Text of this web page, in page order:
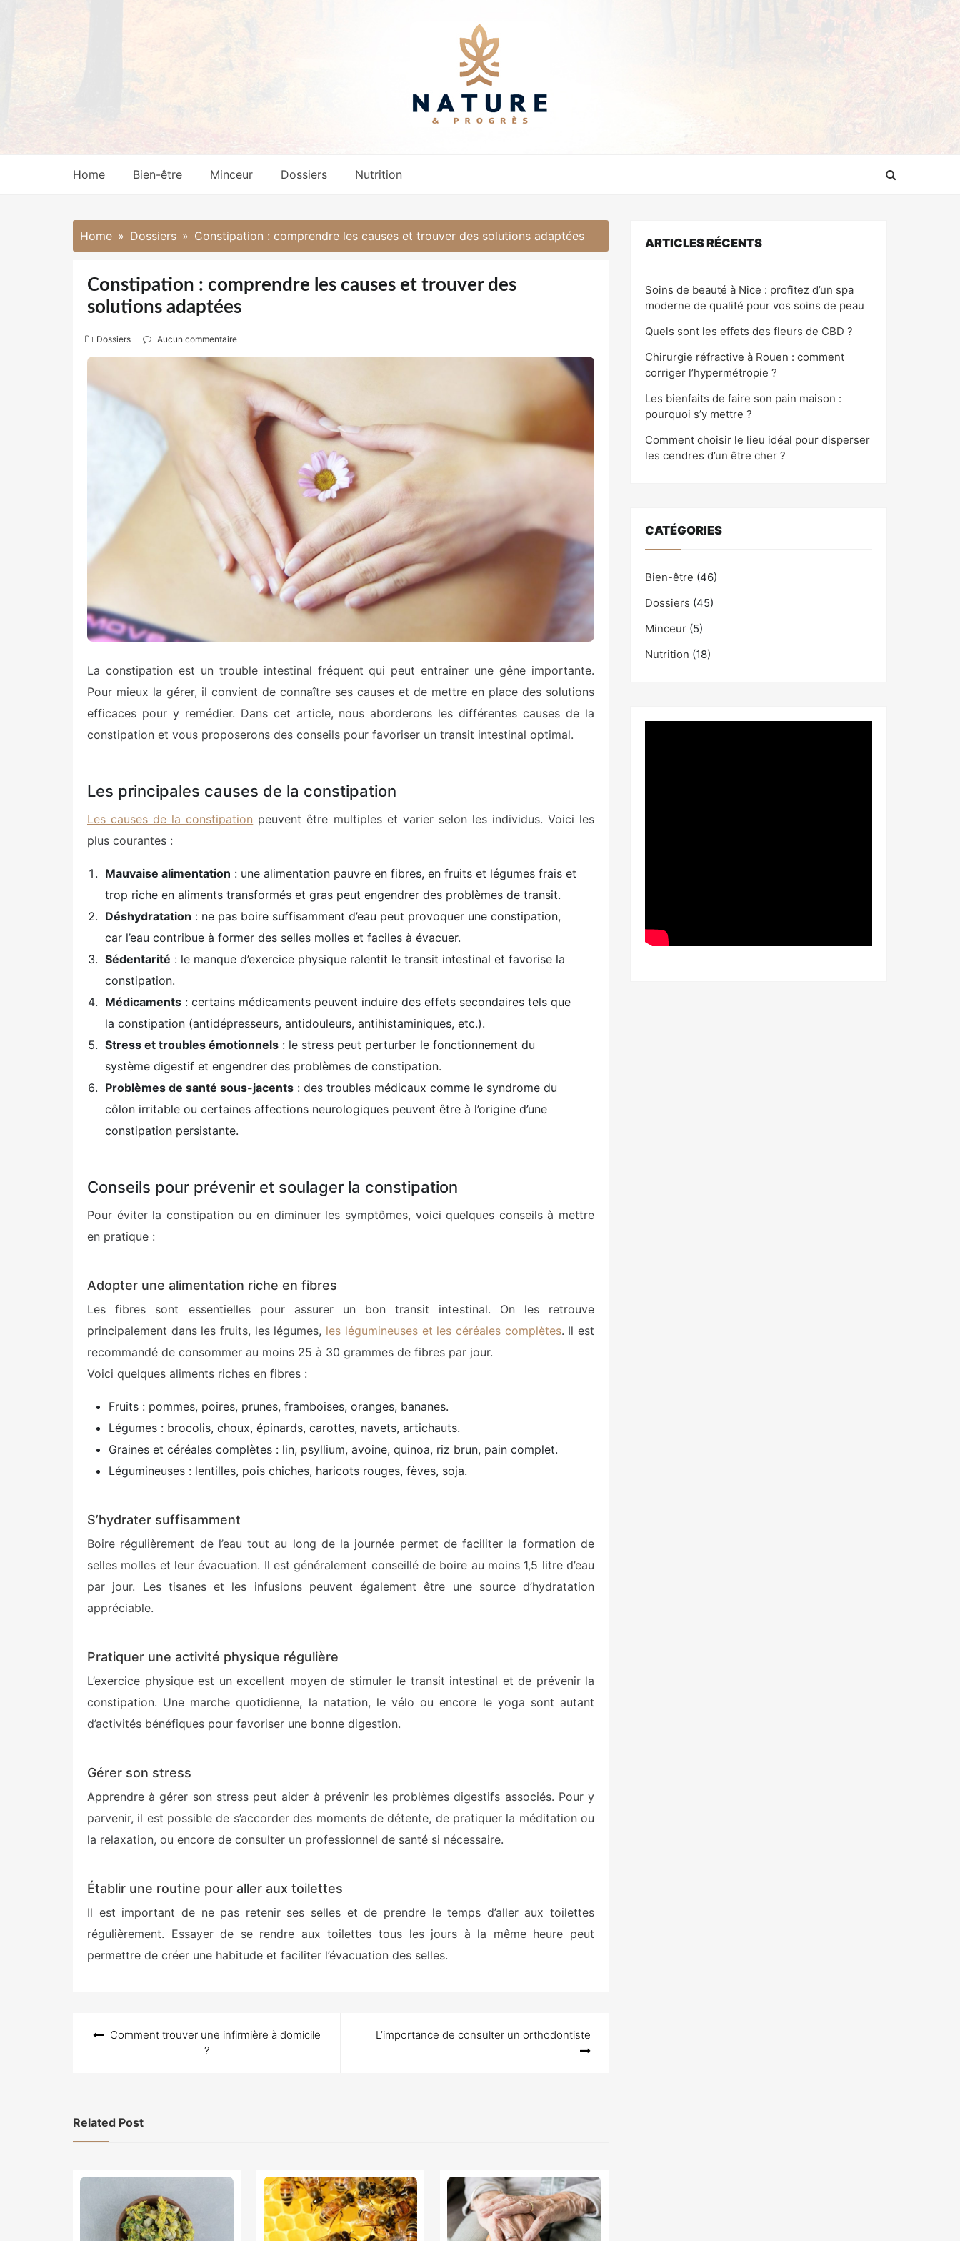
Home Bien-être Minceur Dossiers Nutrition
Home Dossiers Constipation : comprendre les causes et trouver des solutions adaptées
Constipation : comprendre les causes et trouver des
solutions adaptées
Dossiers Aucun commentaire
La constipation est un trouble intestinal fréquent qui peut entraîner une gêne importante.
Pour mieux la gérer, il convient de connaître ses causes et de mettre en place des solutions
efficaces pour y remédier. Dans cet article, nous aborderons les différentes causes de la
constipation et vous proposerons des conseils pour favoriser un transit intestinal optimal.
Les principales causes de la constipation
Les causes de la constipation peuvent être multiples et varier selon les individus. Voici les
plus courantes :
Mauvaise alimentation : une alimentation pauvre en fibres, en fruits et légumes frais et
trop riche en aliments transformés et gras peut engendrer des problèmes de transit.
Déshydratation : ne pas boire suffisamment d’eau peut provoquer une constipation,
car l’eau contribue à former des selles molles et faciles à évacuer.
Sédentarité : le manque d’exercice physique ralentit le transit intestinal et favorise la
constipation.
Médicaments : certains médicaments peuvent induire des effets secondaires tels que
la constipation (antidépresseurs, antidouleurs, antihistaminiques, etc.).
Stress et troubles émotionnels : le stress peut perturber le fonctionnement du
système digestif et engendrer des problèmes de constipation.
Problèmes de santé sous-jacents : des troubles médicaux comme le syndrome du
côlon irritable ou certaines affections neurologiques peuvent être à l’origine d’une
constipation persistante.
Conseils pour prévenir et soulager la constipation
Pour éviter la constipation ou en diminuer les symptômes, voici quelques conseils à mettre
en pratique :
Adopter une alimentation riche en fibres
Les fibres sont essentielles pour assurer un bon transit intestinal. On les retrouve
principalement dans les fruits, les légumes, les légumineuses et les céréales complètes. Il est
recommandé de consommer au moins 25 à 30 grammes de fibres par jour.
Voici quelques aliments riches en fibres :
Fruits : pommes, poires, prunes, framboises, oranges, bananes.
Légumes : brocolis, choux, épinards, carottes, navets, artichauts.
Graines et céréales complètes : lin, psyllium, avoine, quinoa, riz brun, pain complet.
Légumineuses : lentilles, pois chiches, haricots rouges, fèves, soja.
S’hydrater suffisamment
Boire régulièrement de l’eau tout au long de la journée permet de faciliter la formation de
selles molles et leur évacuation. Il est généralement conseillé de boire au moins 1,5 litre d’eau
par jour. Les tisanes et les infusions peuvent également être une source d’hydratation
appréciable.
Pratiquer une activité physique régulière
L’exercice physique est un excellent moyen de stimuler le transit intestinal et de prévenir la
constipation. Une marche quotidienne, la natation, le vélo ou encore le yoga sont autant
d’activités bénéfiques pour favoriser une bonne digestion.
Gérer son stress
Apprendre à gérer son stress peut aider à prévenir les problèmes digestifs associés. Pour y
parvenir, il est possible de s’accorder des moments de détente, de pratiquer la méditation ou
la relaxation, ou encore de consulter un professionnel de santé si nécessaire.
Établir une routine pour aller aux toilettes
Il est important de ne pas retenir ses selles et de prendre le temps d’aller aux toilettes
régulièrement. Essayer de se rendre aux toilettes tous les jours à la même heure peut
permettre de créer une habitude et faciliter l’évacuation des selles.
Comment trouver une infirmière à domicile
?
L’importance de consulter un orthodontiste
Related Post
ARTICLES RÉCENTS
Soins de beauté à Nice : profitez d’un spa
moderne de qualité pour vos soins de peau
Quels sont les effets des fleurs de CBD ?
Chirurgie réfractive à Rouen : comment
corriger l’hypermétropie ?
Les bienfaits de faire son pain maison :
pourquoi s’y mettre ?
Comment choisir le lieu idéal pour disperser
les cendres d’un être cher ?
CATÉGORIES
Bien-être (46)
Dossiers (45)
Minceur (5)
Nutrition (18)